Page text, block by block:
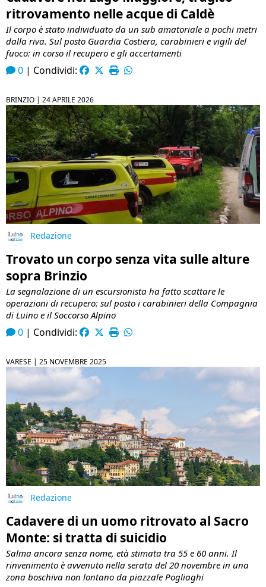
ritrovamento nelle acque di Caldè
Il corpo è stato individuato da un sub amatoriale a pochi metri
dalla riva. Sul posto Guardia Costiera, carabinieri e vigili del
fuoco: in corso il recupero e gli accertamenti
0 | Condividi:
BRINZIO | 24 APRILE 2026
Redazione
Trovato un corpo senza vita sulle alture
sopra Brinzio
La segnalazione di un escursionista ha fatto scattare le
operazioni di recupero: sul posto i carabinieri della Compagnia
di Luino e il Soccorso Alpino
0 | Condividi:
VARESE | 25 NOVEMBRE 2025
Redazione
Cadavere di un uomo ritrovato al Sacro
Monte: si tratta di suicidio
Salma ancora senza nome, età stimata tra 55 e 60 anni. Il
rinvenimento è avvenuto nella serata del 20 novembre in una
zona boschiva non lontano da piazzale Pogliaghi